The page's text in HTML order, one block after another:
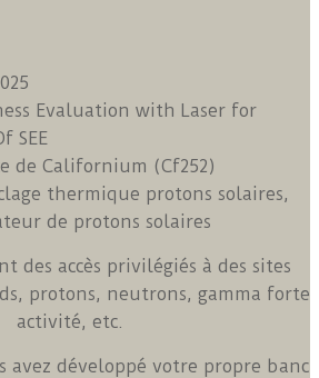
Evaluation with Laser for
SEE
de Californium (Cf252)
thermique protons solaires,
de protons solaires
des accès privilégiés à des sites
protons, neutrons, gamma forte
activité, etc.
avez développé votre propre banc